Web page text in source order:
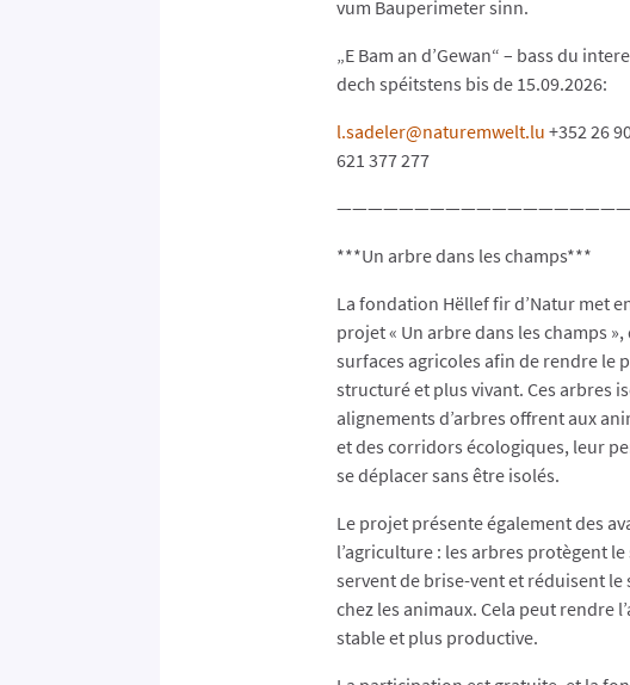
vum Bauperimeter sinn.
„E Bam an d’Gewan“ – bass du
dech spéitstens bis de 15.09.2026:
l.sadeler@naturemwelt.lu +352 26
621 377 277
***Un arbre dans les champs***
La fondation Hëllef fir d’Natur met
projet « Un arbre dans les champs
surfaces agricoles afin de rendre le
structuré et plus vivant. Ces arbres
alignements d’arbres offrent aux
et des corridors écologiques, leur
se déplacer sans être isolés.
Le projet présente également des
l’agriculture : les arbres protègent
servent de brise-vent et réduisent
chez les animaux. Cela peut rendre
stable et plus productive.